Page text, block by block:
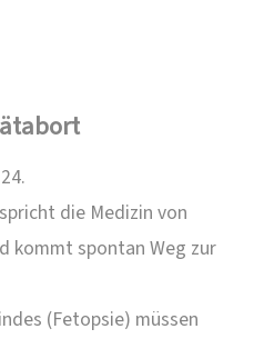
spricht die Medizin von
kommt spontan Weg zur
(Fetopsie) müssen